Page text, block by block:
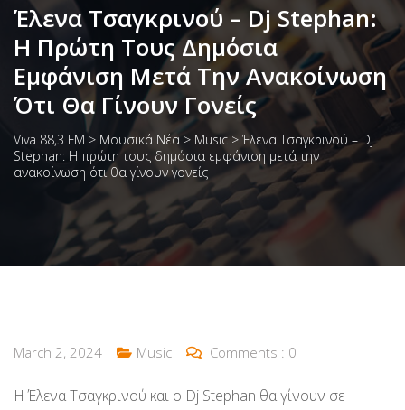
Έλενα Τσαγκρινού – Dj Stephan:
Η Πρώτη Τους Δημόσια
Εμφάνιση Μετά Την Ανακοίνωση
Ότι Θα Γίνουν Γονείς
Viva 88,3 FM > Μουσικά Νέα > Music > Έλενα Τσαγκρινού – Dj
Stephan: Η πρώτη τους δημόσια εμφάνιση μετά την
ανακοίνωση ότι θα γίνουν γονείς
March 2, 2024 Music Comments : 0
Η Έλενα Τσαγκρινού και ο Dj Stephan θα γίνουν σε